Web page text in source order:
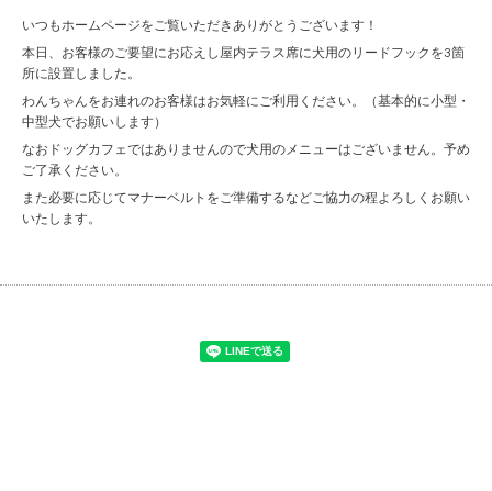
いつもホームページをご覧いただきありがとうございます！
本日、お客様のご要望にお応えし屋内テラス席に犬用のリードフックを3箇
所に設置しました。
わんちゃんをお連れのお客様はお気軽にご利用ください。（基本的に小型・
中型犬でお願いします）
なおドッグカフェではありませんので犬用のメニューはございません。予め
ご了承ください。
また必要に応じてマナーベルトをご準備するなどご協力の程よろしくお願い
いたします。